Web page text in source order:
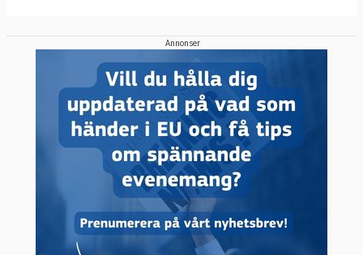
Annonser